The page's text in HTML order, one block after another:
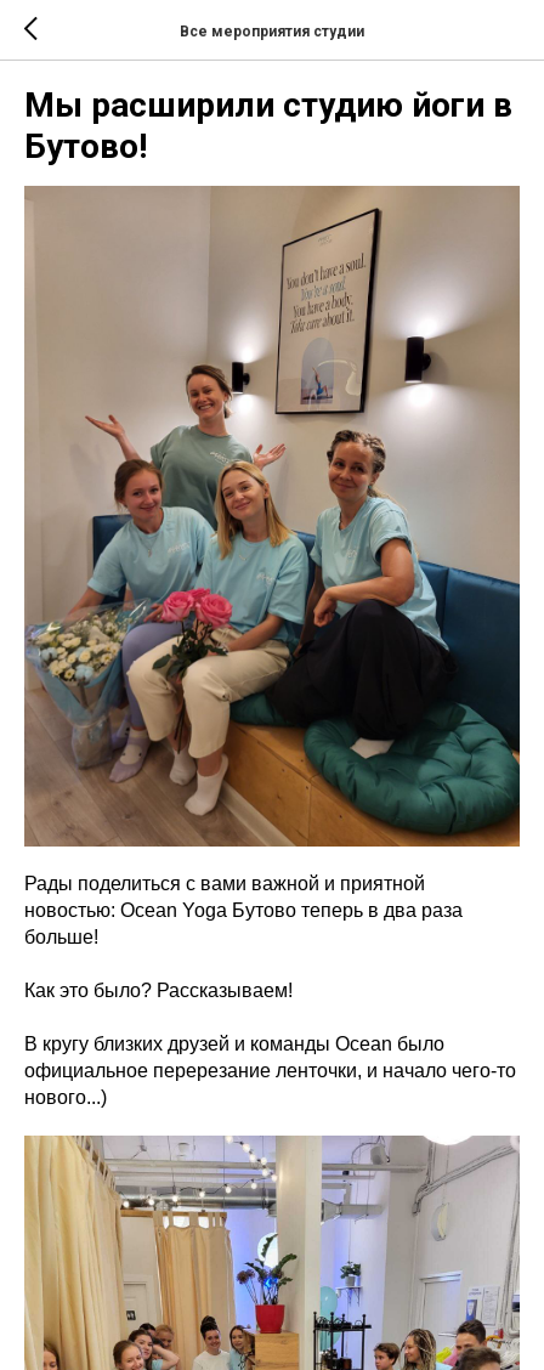
Все мероприятия студии
Мы расширили студию йоги в
Бутово!
Рады поделиться с вами важной и приятной
новостью: Ocean Yoga Бутово теперь в два раза
больше!
Как это было? Рассказываем!
В кругу близких друзей и команды Ocean было
официальное перерезание ленточки, и начало чего-то
нового...)